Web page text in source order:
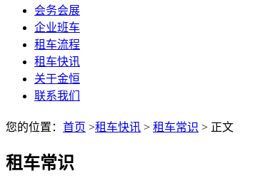
会务会展
企业班车
租车流程
租车快讯
关于金恒
联系我们
您的位置： 首页 >租车快讯 > 租车常识 > 正文
租车常识